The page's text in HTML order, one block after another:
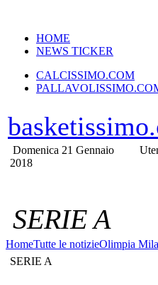
HOME
NEWS TICKER
CALCISSIMO.COM
Domenica 21 Gennaio
2018
SERIE A
HomeTutte le notizieOlimpia
SERIE A